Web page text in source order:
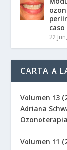
caso
22
CARTA A
Volumen 13
Adriana
Ozonoterapia
Volumen 11